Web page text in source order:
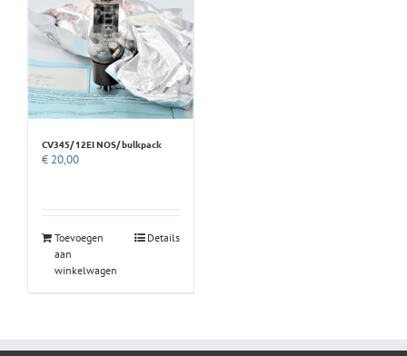
CV345/ 12EI NOS/ bulkpack
€ 20,00
Toevoegen
aan
winkelwagen
Details